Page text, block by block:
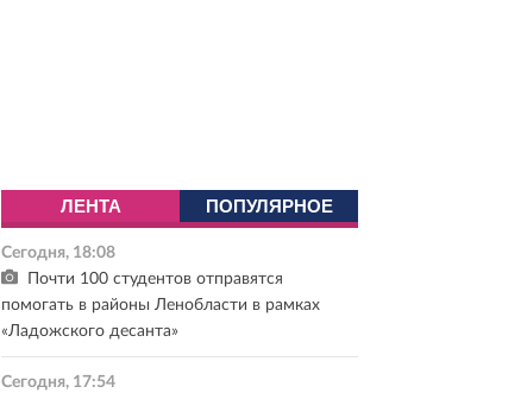
ЛЕНТА ПОПУЛЯРНОЕ
Сегодня, 18:08
Почти 100 студентов отправятся
помогать в районы Ленобласти в рамках
«Ладожского десанта»
Сегодня, 17:54